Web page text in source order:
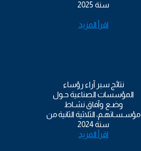
سنة 2025
اقرأ المزيد
نتائج سبر آراء رؤساء
المؤسسات الصناعية حـول
وضـع وآفاق نشـاط
مؤسـسـاتهـم، الثلاثية الثانية من
سنة 2024
اقرأ المزيد